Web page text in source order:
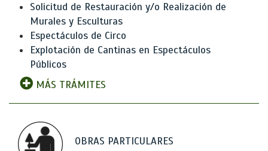
Solicitud de Restauración y/o Realización de
Murales y Esculturas
Espectáculos de Circo
Explotación de Cantinas en Espectáculos
Públicos
MÁS TRÁMITES
OBRAS PARTICULARES